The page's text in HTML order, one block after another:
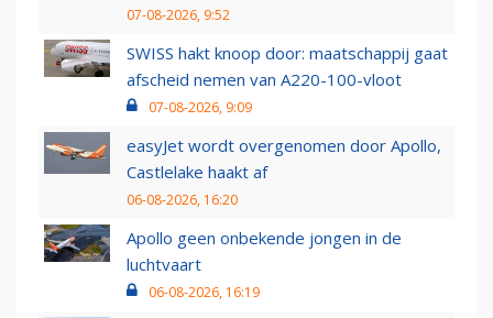
07-08-2026, 9:52
SWISS hakt knoop door: maatschappij gaat
afscheid nemen van A220-100-vloot
07-08-2026, 9:09
easyJet wordt overgenomen door Apollo,
Castlelake haakt af
06-08-2026, 16:20
Apollo geen onbekende jongen in de
luchtvaart
06-08-2026, 16:19